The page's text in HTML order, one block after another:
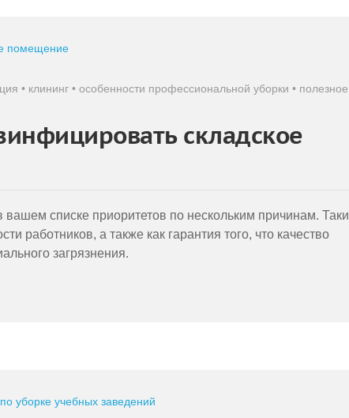
• клининг • особенности профессиональной уборки • полезное
складское
списке приоритетов по нескольким причинам.
работников, а также как гарантия того, что качество
загрязнения.